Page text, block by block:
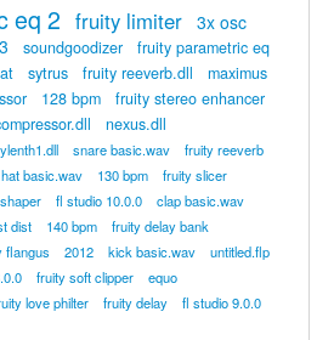
eq 2 fruity limiter 3x osc
soundgoodizer
fruity parametric eq
sytrus fruity reeverb.dll
maximus
128 bpm
fruity stereo enhancer
nexus.dll
snare basic.wav
fruity reeverb
hat basic.wav 130 bpm
fruity slicer
fl studio 10.0.0
clap basic.wav
dist 140 bpm
fruity delay bank
flangus 2012 kick basic.wav
untitled.flp
fruity soft clipper
equo
love philter fruity delay
fl studio 9.0.0